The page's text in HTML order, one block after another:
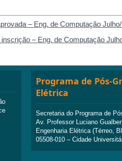
– Eng. de Computação
– Eng. de Computação
Programa de Pós-
Elétrica
Secretaria do Programa de
Av. Professor Luciano
Engenharia Elétrica (Térreo,
05508-010 – Cidade